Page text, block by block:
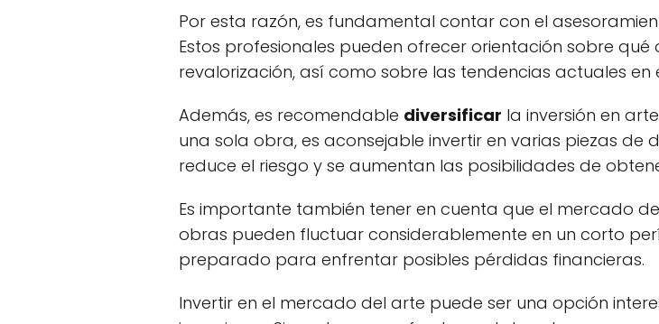
Por esta razón, es fundamental contar con el
Estos profesionales pueden ofrecer orientación sobre
revalorización, así como sobre las tendencias actuales en
Además, es recomendable diversificar la inversión en
una sola obra, es aconsejable invertir en varias piezas de
reduce el riesgo y se aumentan las posibilidades de
Es importante también tener en cuenta que el mercado
obras pueden fluctuar considerablemente en un corto
preparado para enfrentar posibles pérdidas financieras.
Invertir en el mercado del arte puede ser una opción